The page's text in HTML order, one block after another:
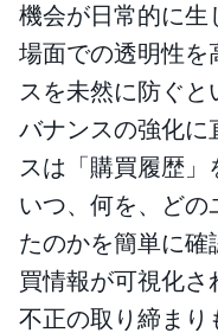
機会が日常的に生
場面での透明性を
スを未然に防ぐ
バナンスの強化に
スは「購買履歴」
いつ、何を、どの
たのかを簡単に確
買情報が可視化さ
不正の取り締まり